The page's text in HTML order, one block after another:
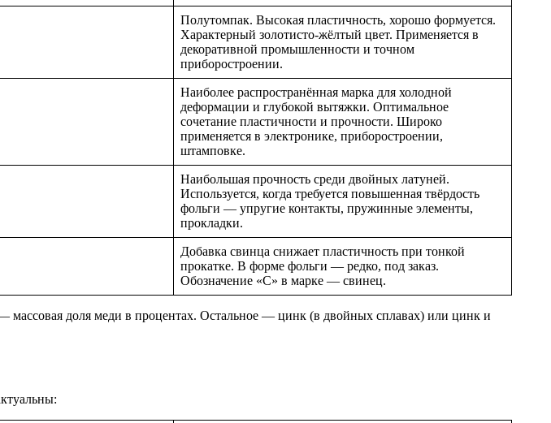
Полутомпак. Высокая пластичность, хорошо формуется.
Характерный золотисто-жёлтый цвет. Применяется в
декоративной промышленности и точном
приборостроении.
Наиболее распространённая марка для холодной
деформации и глубокой вытяжки. Оптимальное
сочетание пластичности и прочности. Широко
применяется в электронике, приборостроении,
штамповке.
Наибольшая прочность среди двойных латуней.
Используется, когда требуется повышенная твёрдость
фольги — упругие контакты, пружинные элементы,
прокладки.
Добавка свинца снижает пластичность при тонкой
прокатке. В форме фольги — редко, под заказ.
Обозначение «С» в марке — свинец.
доля меди в процентах. Остальное — цинк (в двойных сплавах) или цинк и